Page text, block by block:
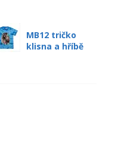
MB12 tričko
klisna a hříbě